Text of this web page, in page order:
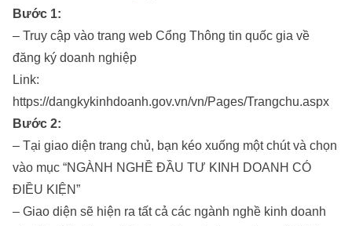
Bước 1:
– Truy cập vào trang web Cổng Thông tin quốc gia về
đăng ký doanh nghiệp
Link:
https://dangkykinhdoanh.gov.vn/vn/Pages/Trangchu.aspx
Bước 2:
– Tại giao diện trang chủ, bạn kéo xuống một chút và chọn
vào mục “NGÀNH NGHỀ ĐẦU TƯ KINH DOANH CÓ
ĐIỀU KIỆN”
– Giao diện sẽ hiện ra tất cả các ngành nghề kinh doanh